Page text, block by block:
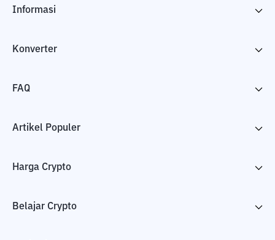
Informasi
Konverter
FAQ
Artikel Populer
Harga Crypto
Belajar Crypto